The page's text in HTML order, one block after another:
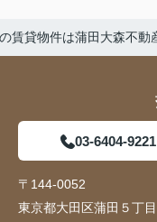
賃貸物件は蒲田大森不動
03-6404-9221
〒144-0052
東京都大田区蒲田５丁